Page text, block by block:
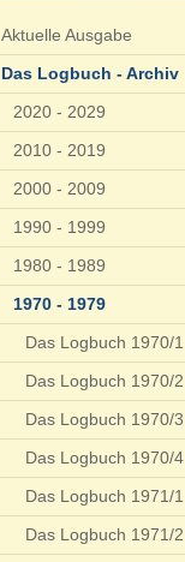
Aktuelle Ausgabe
Das Logbuch - Archiv
2020 - 2029
2010 - 2019
2000 - 2009
1990 - 1999
1980 - 1989
1970 - 1979
Das Logbuch 1970/1
Das Logbuch 1970/2
Das Logbuch 1970/3
Das Logbuch 1970/4
Das Logbuch 1971/1
Das Logbuch 1971/2